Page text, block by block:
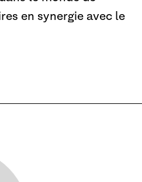
en synergie avec le